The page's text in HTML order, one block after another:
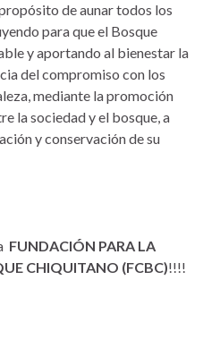
de aunar todos los
para que el Bosque
y aportando al bienestar la
del compromiso con los
mediante la promoción
la sociedad y el bosque, a
y conservación de su
FUNDACIÓN PARA LA
CHIQUITANO (FCBC)!!!!